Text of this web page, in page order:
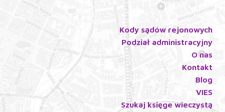
Kody sądów rejonowych
Podział administracyjny
O nas
Kontakt
Blog
VIES
Szukaj księge wieczystą